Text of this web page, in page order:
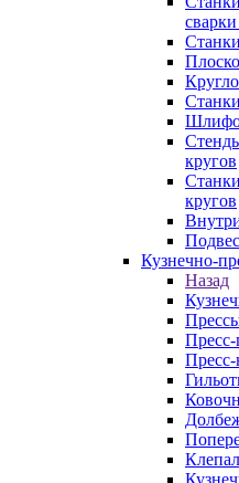
кругов
кругов
Кузнечно-
Назад